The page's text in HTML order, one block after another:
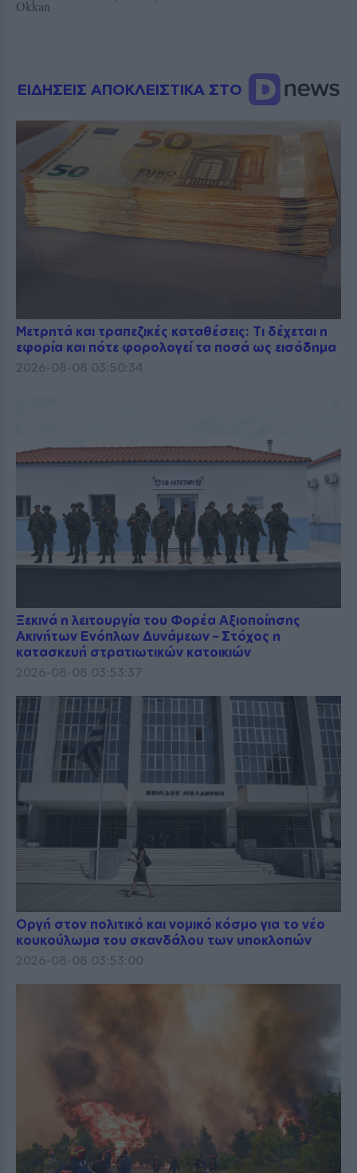
Okkan
ΕΙΔΗΣΕΙΣ ΑΠΟΚΛΕΙΣΤΙΚΑ ΣΤΟ
Μετρητά και τραπεζικές καταθέσεις: Τι δέχεται η
εφορία και πότε φορολογεί τα ποσά ως εισόδημα
2026-08-08 03:50:34
Ξεκινά η λειτουργία του Φορέα Αξιοποίησης
Ακινήτων Ενόπλων Δυνάμεων – Στόχος η
κατασκευή στρατιωτικών κατοικιών
2026-08-08 03:53:37
Οργή στον πολιτικό και νομικό κόσμο για το νέο
κουκούλωμα του σκανδάλου των υποκλοπών
2026-08-08 03:53:00